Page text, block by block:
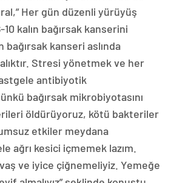
Her gün düzenli yürüyüş
kalın bağırsak kanserini
bağırsak kanseri aslında
Stresi yönetmek ve her
antibiyotik
bağırsak mikrobiyotasını
öldürüyoruz, kötü bakteriler
etkiler meydana
ağrı kesici içmemek lazım.
ve iyice çiğnemeliyiz. Yemeğe